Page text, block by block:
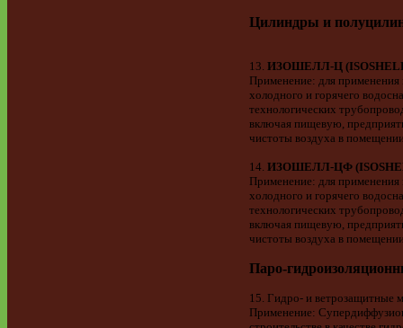
Цилиндры и
13. ИЗОШЕЛЛ-Ц
Применение: для применения
холодного и горячего
технологических
включая пищевую,
чистоты воздуха в
14. ИЗОШЕЛЛ-ЦФ
Применение: для применения
холодного и горячего
технологических
включая пищевую,
чистоты воздуха в
Паро-
15. Гидро- и ветрозащитные
Применение: